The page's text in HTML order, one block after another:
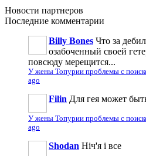
Новости партнеров
Последние комментарии
Billy Bones Что за
озабоченный своей
повсюду мерещится...
У жены Топурии проблемы с
ago
Filin Для гея может
У жены Топурии проблемы с
ago
Shodan Ніч'я і все